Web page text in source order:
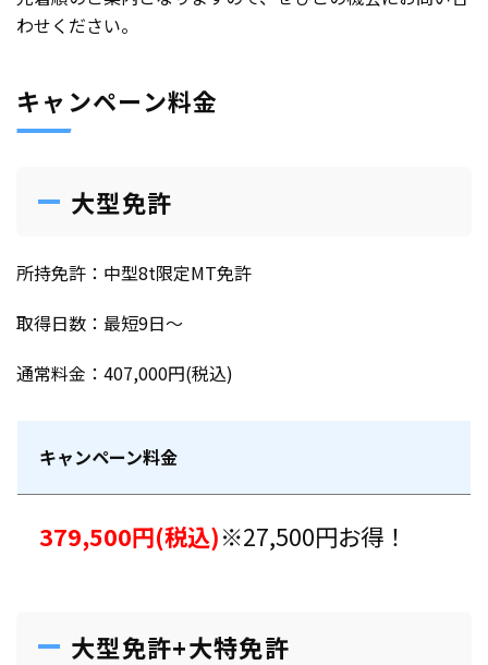
わせください。
キャンペーン料金
大型免許
所持免許：中型8t限定MT免許
取得日数：最短9日～
通常料金：407,000円(税込)
キャンペーン料金
379,500円(税込)※27,500円お得！
大型免許+大特免許